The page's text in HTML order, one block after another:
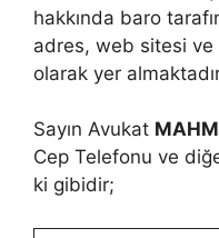
hakkında baro
adres, web sitesi
olarak yer
Sayın Avukat
Cep Telefonu ve
ki gibidir;